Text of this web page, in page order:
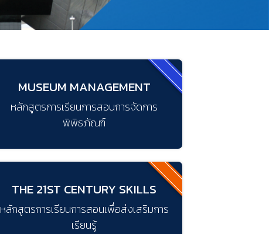
MUSEUM MANAGEMENT
หลักสูตรการเรียนการสอนการจัดการ
พิพิธภัณฑ์
THE 21ST CENTURY SKILLS
หลักสูตรการเรียนการสอนเพื่อส่งเสริมการ
เรียนรู้